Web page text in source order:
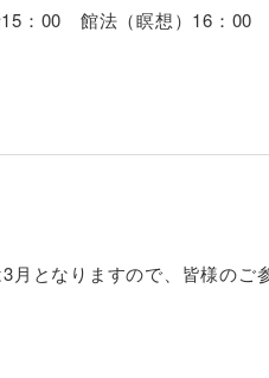
：00 館法（瞑想）16：00
となりますので、皆様のご